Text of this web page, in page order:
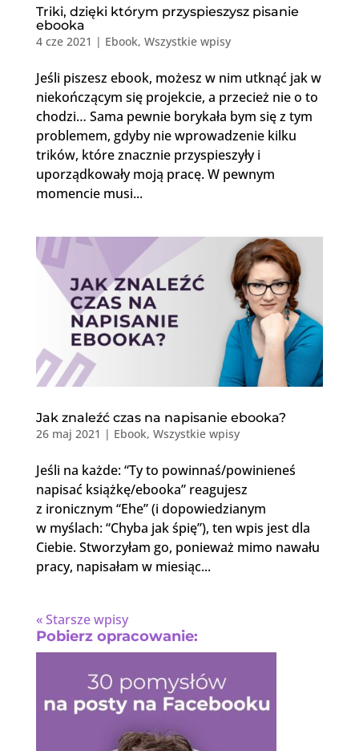
Triki, dzięki którym przyspieszysz pisanie
ebooka
4 cze 2021 | Ebook, Wszystkie wpisy
Jeśli piszesz ebook, możesz w nim utknąć jak w
niekończącym się projekcie, a przecież nie o to
chodzi… Sama pewnie borykała bym się z tym
problemem, gdyby nie wprowadzenie kilku
trików, które znacznie przyspieszyły i
uporządkowały moją pracę. W pewnym
momencie musi...
Jak znaleźć czas na napisanie ebooka?
26 maj 2021 | Ebook, Wszystkie wpisy
Jeśli na każde: “Ty to powinnaś/powinieneś
napisać książkę/ebooka” reagujesz
z ironicznym “Ehe” (i dopowiedzianym
w myślach: “Chyba jak śpię”), ten wpis jest dla
Ciebie. Stworzyłam go, ponieważ mimo nawału
pracy, napisałam w miesiąc...
« Starsze wpisy
Pobierz opracowanie: